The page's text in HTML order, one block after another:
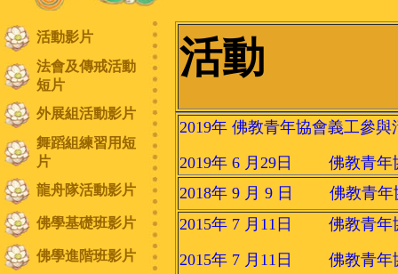
活動影片
法會及傳戒活動
短片
外展組活動影片
舞蹈組練習用短
片
龍舟隊活動影片
佛學基礎班影片
佛學進階班影片
活動
2019年 佛教青年協會義工參與
2019年 6 月29日 佛教青年
2018年 9 月 9 日 佛教青年
2015年 7 月11日 佛教青年
2015年 7 月11日 佛教青年